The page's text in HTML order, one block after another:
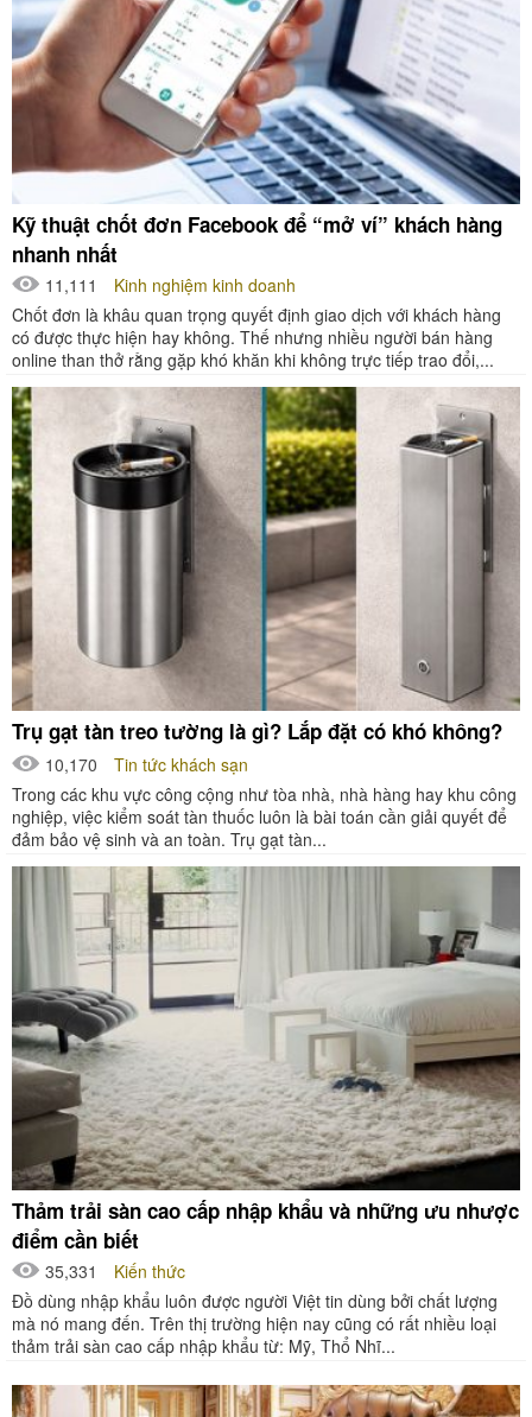
Kỹ thuật chốt đơn Facebook để “mở ví” khách hàng
nhanh nhất
11,111
Kinh nghiệm kinh doanh
Chốt đơn là khâu quan trọng quyết định giao dịch với khách hàng
có được thực hiện hay không. Thế nhưng nhiều người bán hàng
online than thở rằng gặp khó khăn khi không trực tiếp trao đổi,...
Trụ gạt tàn treo tường là gì? Lắp đặt có khó không?
10,170
Tin tức khách sạn
Trong các khu vực công cộng như tòa nhà, nhà hàng hay khu công
nghiệp, việc kiểm soát tàn thuốc luôn là bài toán cần giải quyết để
đảm bảo vệ sinh và an toàn. Trụ gạt tàn...
Thảm trải sàn cao cấp nhập khẩu và những ưu nhược
điểm cần biết
35,331
Kiến thức
Đồ dùng nhập khẩu luôn được người Việt tin dùng bởi chất lượng
mà nó mang đến. Trên thị trường hiện nay cũng có rất nhiều loại
thảm trải sàn cao cấp nhập khẩu từ: Mỹ, Thổ Nhĩ...